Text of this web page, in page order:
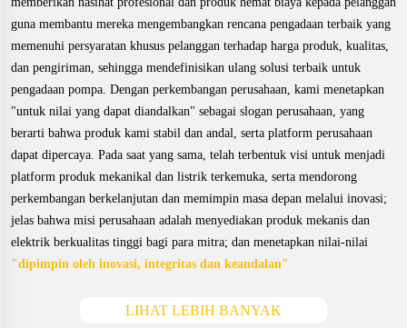
guna membantu mereka mengembangkan rencana pengadaan terbaik yang
memenuhi persyaratan khusus pelanggan terhadap harga produk, kualitas,
dan pengiriman, sehingga mendefinisikan ulang solusi terbaik untuk
pengadaan pompa. Dengan perkembangan perusahaan, kami menetapkan
"untuk nilai yang dapat diandalkan" sebagai slogan perusahaan, yang
berarti bahwa produk kami stabil dan andal, serta platform perusahaan
dapat dipercaya. Pada saat yang sama, telah terbentuk visi untuk menjadi
platform produk mekanikal dan listrik terkemuka, serta mendorong
perkembangan berkelanjutan dan memimpin masa depan melalui inovasi;
jelas bahwa misi perusahaan adalah menyediakan produk mekanis dan
elektrik berkualitas tinggi bagi para mitra; dan menetapkan nilai-nilai
"dipimpin oleh inovasi, integritas dan keandalan"
LIHAT LEBIH BANYAK